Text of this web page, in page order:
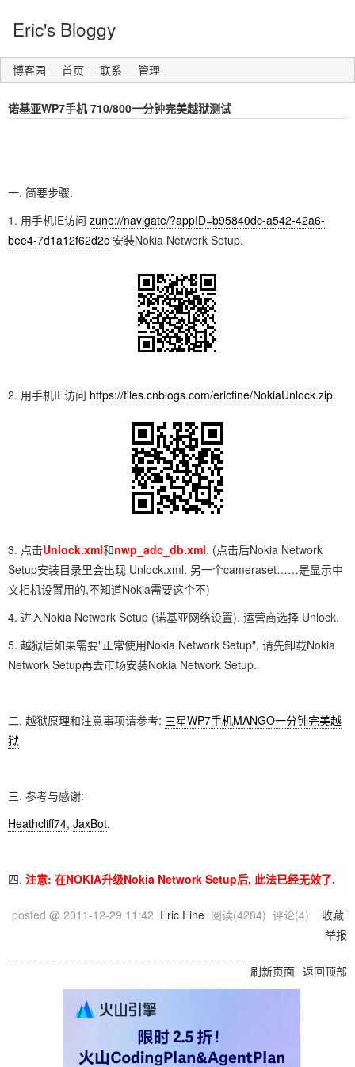
Eric's Bloggy
博客园 首页 联系 管理
诺基亚WP7手机 710/800一分钟完美越狱测试
一. 简要步骤:
1. 用手机IE访问 zune://navigate/?appID=b95840dc-a542-42a6-
bee4-7d1a12f62d2c 安装Nokia Network Setup.
2. 用手机IE访问 https://files.cnblogs.com/ericfine/NokiaUnlock.zip.
3. 点击Unlock.xml和nwp_adc_db.xml. (点击后Nokia Network
Setup安装目录里会出现 Unlock.xml. 另一个cameraset……是显示中
文相机设置用的,不知道Nokia需要这个不)
4. 进入Nokia Network Setup (诺基亚网络设置). 运营商选择 Unlock.
5. 越狱后如果需要"正常使用Nokia Network Setup", 请先卸载Nokia
Network Setup再去市场安装Nokia Network Setup.
二. 越狱原理和注意事项请参考: 三星WP7手机MANGO一分钟完美越
狱
三. 参考与感谢:
Heathcliff74, JaxBot.
四. 注意: 在NOKIA升级Nokia Network Setup后, 此法已经无效了.
posted @ 2011-12-29 11:42 Eric Fine 阅读(4284) 评论(4) 收藏
举报
刷新页面 返回顶部